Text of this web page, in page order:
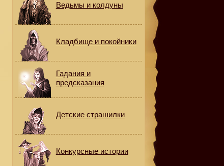
Ведьмы и колдуны
Кладбище и покойники
Гадания и
предсказания
Детские страшилки
Конкурсные истории